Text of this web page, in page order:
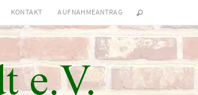
KONTAKT AUFNAHMEANTRAG